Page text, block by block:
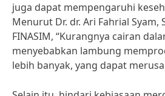
juga dapat mempengaruhi
Menurut Dr. dr. Ari Fahrial Syam,
FINASIM, “Kurangnya cairan
menyebabkan lambung
lebih banyak, yang dapat